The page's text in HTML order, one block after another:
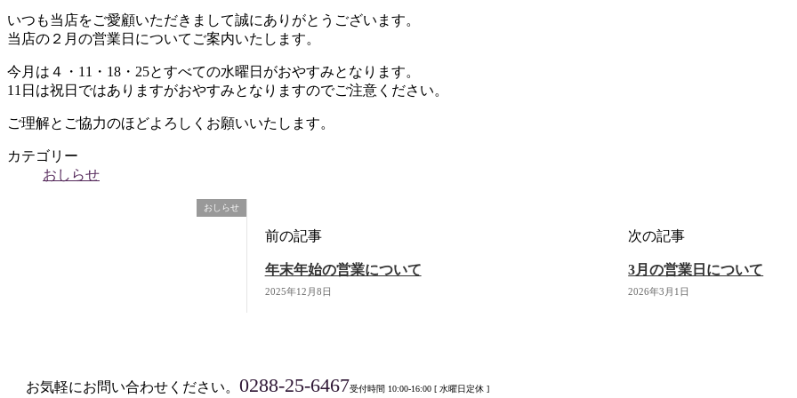
いつも当店をご愛顧いただきまして誠にありがとうございます。
当店の２月の営業日についてご案内いたします。
今月は４・11・18・25とすべての水曜日がおやすみとなります。
11日は祝日ではありますがおやすみとなりますのでご注意ください。
ご理解とご協力のほどよろしくお願いいたします。
カテゴリー
おしらせ
おしらせ
前の記事
年末年始の営業について
2025年12月8日
次の記事
3月の営業日について
2026年3月1日
お気軽にお問い合わせください。 0288-25-6467受付時間 10:00-16:00 [ 水曜日定休 ]